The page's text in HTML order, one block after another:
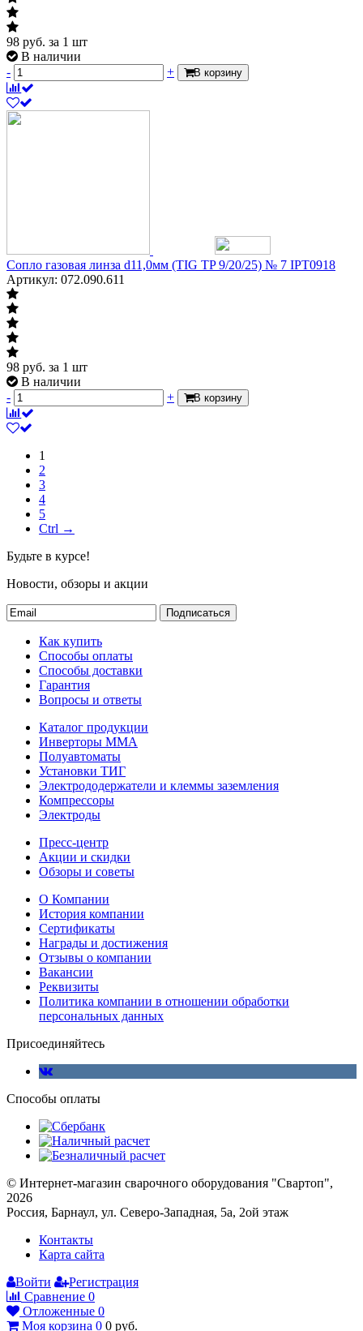
98 руб. за 1 шт
В наличии
-
+ В корзину
Сопло газовая линза d11,0мм (TIG TP 9/20/25) № 7 IPT0918
Артикул: 072.090.611
98 руб. за 1 шт
В наличии
-
+ В корзину
1
2
3
4
5
Ctrl →
Будьте в курсе!
Новости, обзоры и акции
Подписаться
Как купить
Способы оплаты
Способы доставки
Гарантия
Вопросы и ответы
Каталог продукции
Инверторы ММА
Полуавтоматы
Установки ТИГ
Электрододержатели и клеммы заземления
Компрессоры
Электроды
Пресс-центр
Акции и скидки
Обзоры и советы
О Компании
История компании
Сертификаты
Награды и достижения
Отзывы о компании
Вакансии
Реквизиты
Политика компании в отношении обработки
персональных данных
Присоединяйтесь
Способы оплаты
© Интернет-магазин сварочного оборудования "Свартоп",
2026
Россия, Барнаул, ул. Северо-Западная, 5а, 2ой этаж
Контакты
Карта сайта
Войти
Регистрация
Сравнение 0
Отложенные 0
Моя корзина 0 0 руб.